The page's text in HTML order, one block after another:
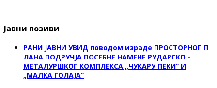
Јавни позиви
РАНИ ЈАВНИ УВИД поводом израде ПРОСТОРНОГ П
ЛАНА ПОДРУЧЈА ПОСЕБНЕ НАМЕНЕ РУДАРСКО -
МЕТАЛУРШКОГ КОМПЛЕКСА „ЧУКАРУ ПЕКИ” И
„МАЛКА ГОЛАЈА”